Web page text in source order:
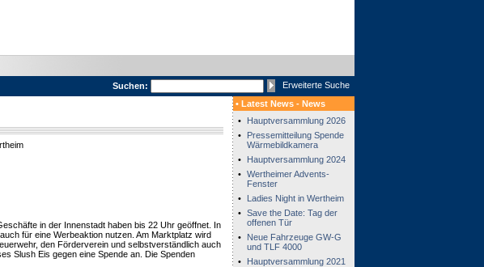
Suchen: Erweiterte Suche
in der Innenstadt haben bis 22 Uhr geöffnet. In
für eine Werbeaktion nutzen. Am Marktplatz wird
den Förderverein und selbstverständlich auch
Slush Eis gegen eine Spende an. Die Spenden
• Latest News - News
•
Hauptversammlung 2026
•
Pressemitteilung Spende
Wärmebildkamera
•
Hauptversammlung 2024
• Wertheimer Advents-
Fenster
•
Ladies Night in Wertheim
• Save the Date: Tag der
offenen Tür
•
Neue Fahrzeuge GW-G
und TLF 4000
•
Hauptversammlung 2021